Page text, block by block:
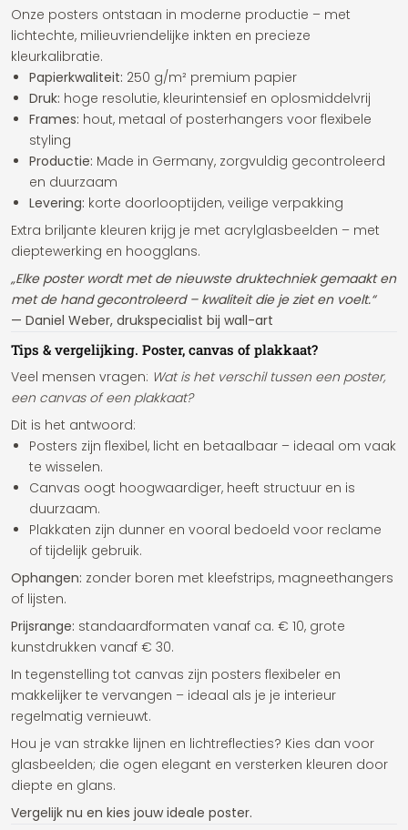
Onze posters ontstaan in moderne productie – met
lichtechte, milieuvriendelijke inkten en precieze
kleurkalibratie.
Papierkwaliteit: 250 g/m² premium papier
Druk: hoge resolutie, kleurintensief en oplosmiddelvrij
Frames: hout, metaal of posterhangers voor flexibele
styling
Productie: Made in Germany, zorgvuldig gecontroleerd
en duurzaam
Levering: korte doorlooptijden, veilige verpakking
Extra briljante kleuren krijg je met acrylglasbeelden – met
dieptewerking en hoogglans.
„Elke poster wordt met de nieuwste druktechniek gemaakt en
met de hand gecontroleerd – kwaliteit die je ziet en voelt.“
— Daniel Weber, drukspecialist bij wall-art
Tips & vergelijking. Poster, canvas of plakkaat?
Veel mensen vragen: Wat is het verschil tussen een poster,
een canvas of een plakkaat?
Dit is het antwoord:
Posters zijn flexibel, licht en betaalbaar – ideaal om vaak
te wisselen.
Canvas oogt hoogwaardiger, heeft structuur en is
duurzaam.
Plakkaten zijn dunner en vooral bedoeld voor reclame
of tijdelijk gebruik.
Ophangen: zonder boren met kleefstrips, magneethangers
of lijsten.
Prijsrange: standaardformaten vanaf ca. € 10, grote
kunstdrukken vanaf € 30.
In tegenstelling tot canvas zijn posters flexibeler en
makkelijker te vervangen – ideaal als je je interieur
regelmatig vernieuwt.
Hou je van strakke lijnen en lichtreflecties? Kies dan voor
glasbeelden; die ogen elegant en versterken kleuren door
diepte en glans.
Vergelijk nu en kies jouw ideale poster.